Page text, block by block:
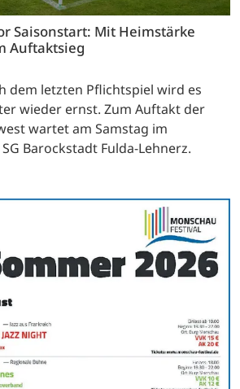
Saisonstart: Mit Heimstärke
Auftaktsieg
dem letzten Pflichtspiel wird es
wieder ernst. Zum Auftakt der
wartet am Samstag im
Barockstadt Fulda-Lehnerz.